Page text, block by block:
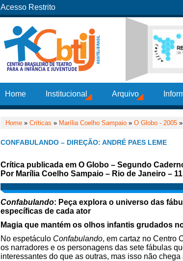
Acesso Restrito
Home Institucional Arquivo
Home » Críticas » Marília Coelho Sampaio » O Globo - 2005
CONFABULANDO – DIREÇÃO: ANDRÉ PAES LEME
Crítica publicada em O Globo – Segundo
Por Marília Coelho Sampaio – Rio de Janeiro –
Confabulando: Peça explora o universo das
específicas de cada ator
Magia que mantém os olhos infantis grudados
No espetáculo Confabulando, em cartaz no Centro
os narradores e os personagens das sete fábulas
interessantes do que as outras, mas isso não